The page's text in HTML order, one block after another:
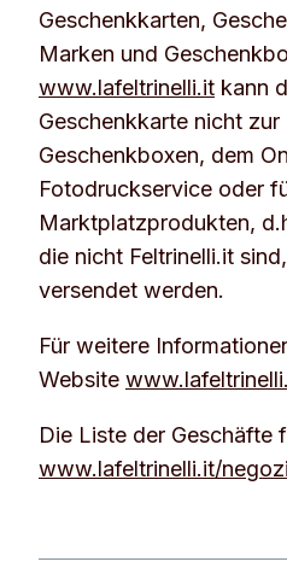
Geschenkkarten,
Marken und
www.lafeltrinelli.it kann
Geschenkkarte nicht
Geschenkboxen, dem
Fotodruckservice oder
Marktplatzprodukten,
die nicht Feltrinelli.it
versendet werden.
Für weitere
Website
Die Liste der Geschäfte
www.lafeltrinelli.it/negozi